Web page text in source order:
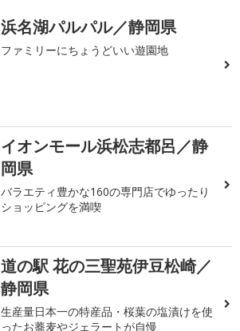
浜名湖パルパル／静岡県
ファミリーにちょうどいい遊園地
イオンモール浜松志都呂／静
岡県
バラエティ豊かな160の専門店でゆったり
ショッピングを満喫
道の駅 花の三聖苑伊豆松崎／
静岡県
生産量日本一の特産品・桜葉の塩漬けを使
ったお蕎麦やジェラートが自慢